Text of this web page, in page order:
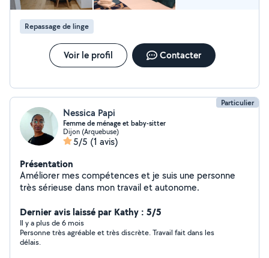
Repassage de linge
Voir le profil Contacter
Particulier
Nessica Papi
Femme de ménage et baby-sitter
Dijon (Arquebuse)
5/5 (1 avis)
Présentation
Améliorer mes compétences et je suis une personne
très sérieuse dans mon travail et autonome.
Dernier avis laissé par Kathy : 5/5
Il y a plus de 6 mois
Personne très agréable et très discrète. Travail fait dans les
délais.